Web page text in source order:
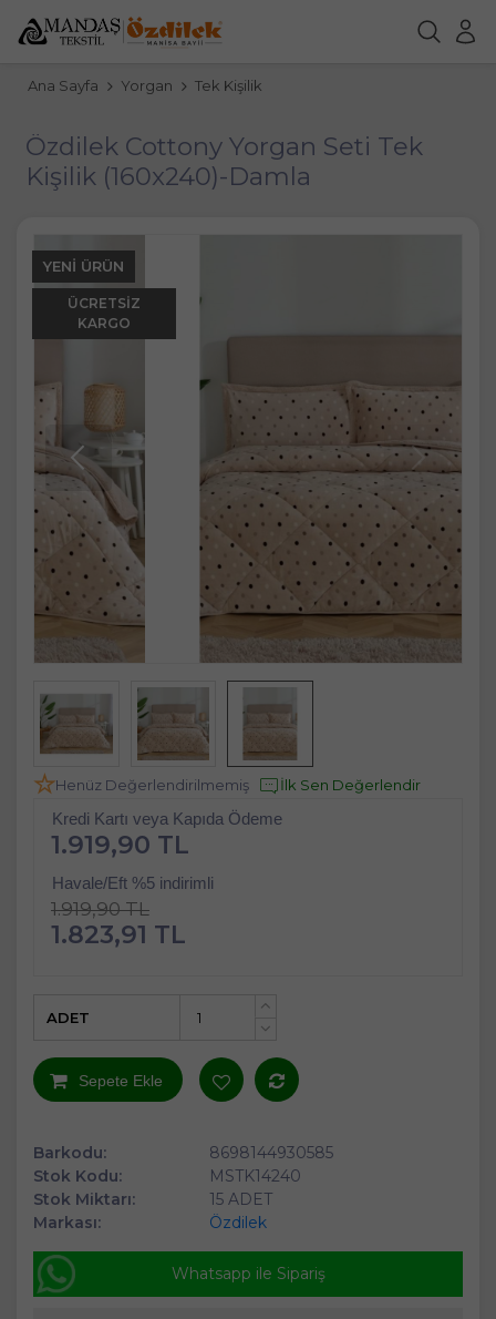
Ana Sayfa Yorgan Tek Kişilik
Özdilek Cottony Yorgan Seti Tek
Kişilik (160x240)-Damla
YENI ÜRÜN
ÜCRETSIZ
KARGO
Henüz Değerlendirilmemiş İlk Sen Değerlendir
Kredi Kartı veya Kapıda Ödeme
1.919,90 TL
Havale/Eft %5 indirimli
1.919,90 TL
1.823,91 TL
+
ADET
Sepete Ekle
Barkodu:
8698144930585
Stok Kodu:
MSTK14240
Stok Miktarı:
15 ADET
Markası:
Özdilek
Whatsapp ile Sipariş